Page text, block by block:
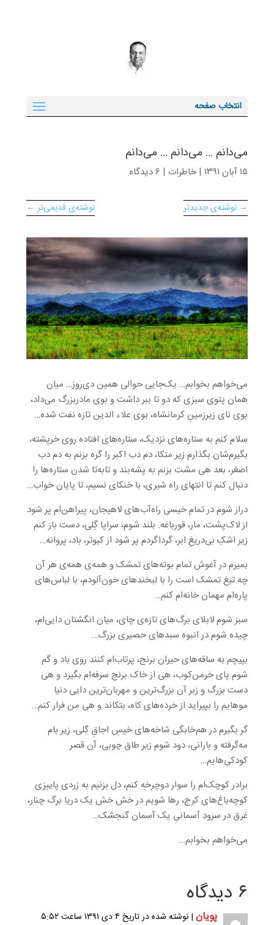
انتخاب صفحه
می‌دانم … می‌دانم … می‌دانم
۱۵ آبان ۱۳۹۱ | خاطرات | ۶ دیدگاه
نوشته‌ی قدیمی‌تر ← → نوشته‌ی جدیدتر
می‌خواهم بخوابم… یک‌جایی حوالی همین دی‌روز… میان
همان پتوی سبزی که دو تا ببر داشت و بوی مادربزرگ می‌داد،
بوی نای زیرزمینِ کرمانشاه، بوی علاء الدین تازه نفت شده…
سلام کنم به ستاره‌های نزدیک، ستاره‌های افتاده روی خرپشته،
بگیرم‌شان بگذارم زیر متکا، دم دب اکبر را گره بزنم به دم دب
اصغر، بعد هی مشت بزنم به پشه‌بند و تابه‌تا شدن ستاره‌ها را
دنبال کنم تا انتهای راه شیری، با خنکای نسیم، تا پایان خواب…
دراز شوم در تمام خیسی راه‌آب‌های لاهیجان، پیراهن‌ام پر شود
از لاک‌پشت، مار، قورباغه. بلند شوم، سراپا گِلی، دست باز کنم
زیر اشکِ بی‌دریغِ ابر، گرداگردم پر شود از کبوتر، باد، پروانه…
بمیرم در آغوش تمام بوته‌های تمشک و همه‌ی همه‌ی هر آن
چه تیغ تمشک است را با لبخندهای خون‌آلودم، با لباس‌های
پاره‌ام مهمان خانه‌ام کنم…
سبز شوم لابلای برگ‌های تازه‌ی چای، میان انگشتان دایی‌ام،
چیده شوم در انبوه سبدهای حصیری بزرگ…
بپیچم به ساقه‌های حیران برنج، پرتاب‌ام کنند روی باد و گم
شوم پای خرمن‌کوب، هی از خاک برنج سرفه‌ام بگیرد و هی
دست بزرگ و زبر آن بزرگ‌ترین و مهربان‌ترین دایی دنیا
موهایم را بپیراید از خرده‌های کاه، بتکاند و هی من فرار کنم…
گر بگیرم در هم‌خابگی شاخه‌های خیسِ اجاقِ گِلی، زیر بام
مه‌گرفته و بارانی، دود شوم زیر طاق چوبی، آن قصر
کودکی‌هایم…
برادر کوچک‌ام را سوار دوچرخه کنم، دل بزنیم به زردی پاییزی
کوچه‌باغ‌های کرج، رها شویم در خش خش یک دریا برگ چنار،
غرق در سرودِ آسمانیِ یک آسمان گنجشک…
می‌خواهم بخوابم…
۶ دیدگاه
پویان
| نوشته شده در تاریخ ۴ دی ۱۳۹۱ ساعت ۵:۵۲